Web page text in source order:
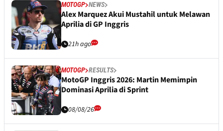
MOTOGP NEWS
Alex Marquez Akui Mustahil untuk Melawan
Aprilia di GP Inggris
21h ago
MOTOGP RESULTS
MotoGP Inggris 2026: Martin Memimpin
Dominasi Aprilia di Sprint
08/08/26